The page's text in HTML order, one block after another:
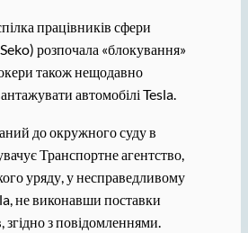
працівників сфери
розпочала «блокування»
також нещодавно
автомобілі Tesla.
до окружного суду в
Транспортне агентство,
уряду, у несправедливому
не виконавши поставки
з повідомленнями.